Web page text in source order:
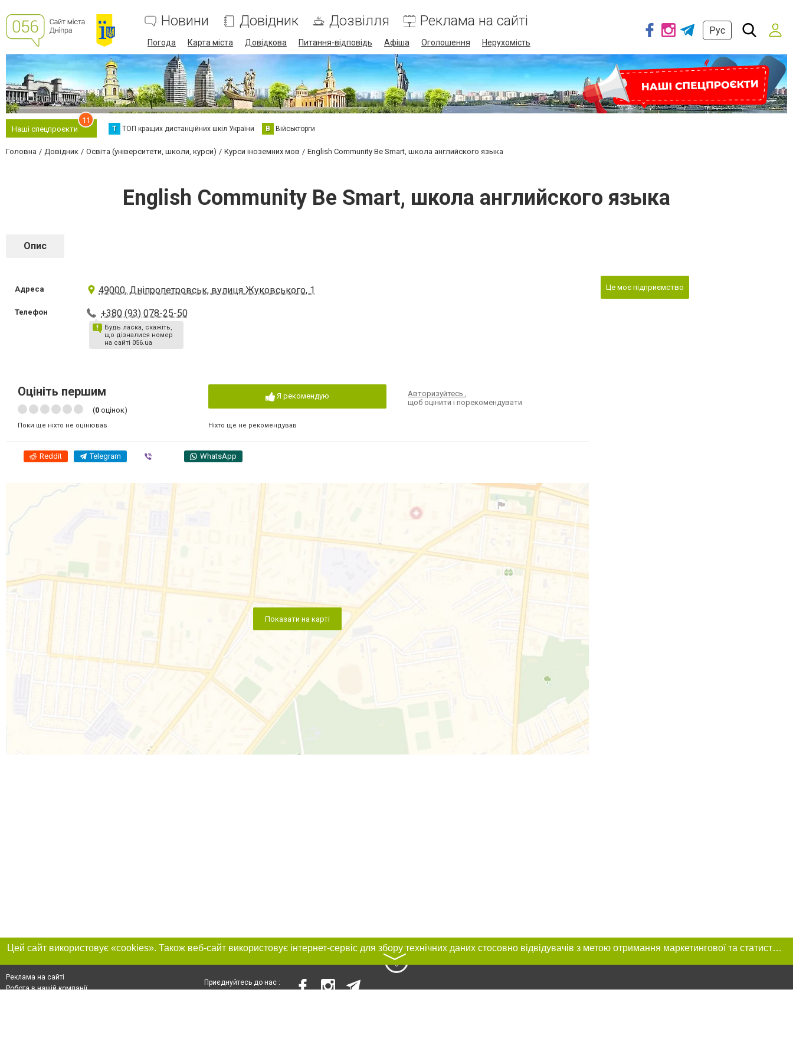
Новини Довідник Дозвілля Реклама на сайті
Погода Карта міста Довідкова Питання-відповідь Афіша Оголошення Нерухомість
Рус
Наші спецпроєкти
11
Т ТОП кращих дистанційних шкіл України В Військторги
Головна Довідник Освіта (університети, школи, курси) Курси іноземних мов English Community Be Smart, школа английского языка
English Community Be Smart, школа английского языка
Опис
Адреса 49000, Дніпропетровськ, вулиця Жуковського, 1
Телефон +380 (93) 078-25-50
Будь ласка, скажіть,
що дізналися номер
на сайті 056.ua
Оцініть першим
(0 оцінок)
Поки ще ніхто не оцінював
Я рекомендую
Ніхто ще не рекомендував
Авторизуйтесь,
щоб оцінити і порекомендувати
Reddit Telegram WhatsApp
Показати на карті
Це моє підприємство
Цей сайт використовує «cookies». Також веб-сайт використовує інтернет-сервіс для збору технічних даних стосовно відвідувачів з метою отримання маркетингової та статистичної інформації. Умови обробки даних відвідувачів сайту див.
〉
Реклама на сайті
Робота в нашій компанії
Приєднуйтесь до нас :